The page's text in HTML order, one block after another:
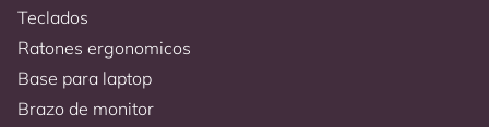
Teclados
Ratones ergonomicos
Base para laptop
Brazo de monitor